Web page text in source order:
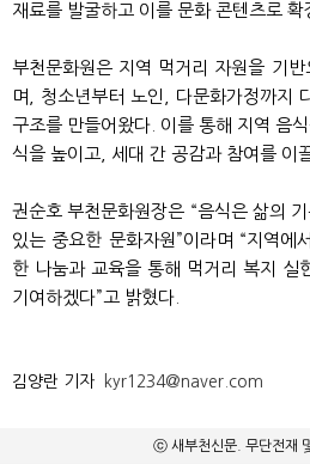
재료를 발굴하고 이를 문화 콘텐츠로 확
부천문화원은 지역 먹거리 자원을 기
며, 청소년부터 노인, 다문화가정까지
구조를 만들어왔다. 이를 통해 지역 음
식을 높이고, 세대 간 공감과 참여를 이
권순호 부천문화원장은 “음식은 삶의
있는 중요한 문화자원”이라며 “지역에
한 나눔과 교육을 통해 먹거리 복지 실
기여하겠다”고 밝혔다.
김양란 기자 kyr1234@naver.com
ⓒ 새부천신문. 무단전재